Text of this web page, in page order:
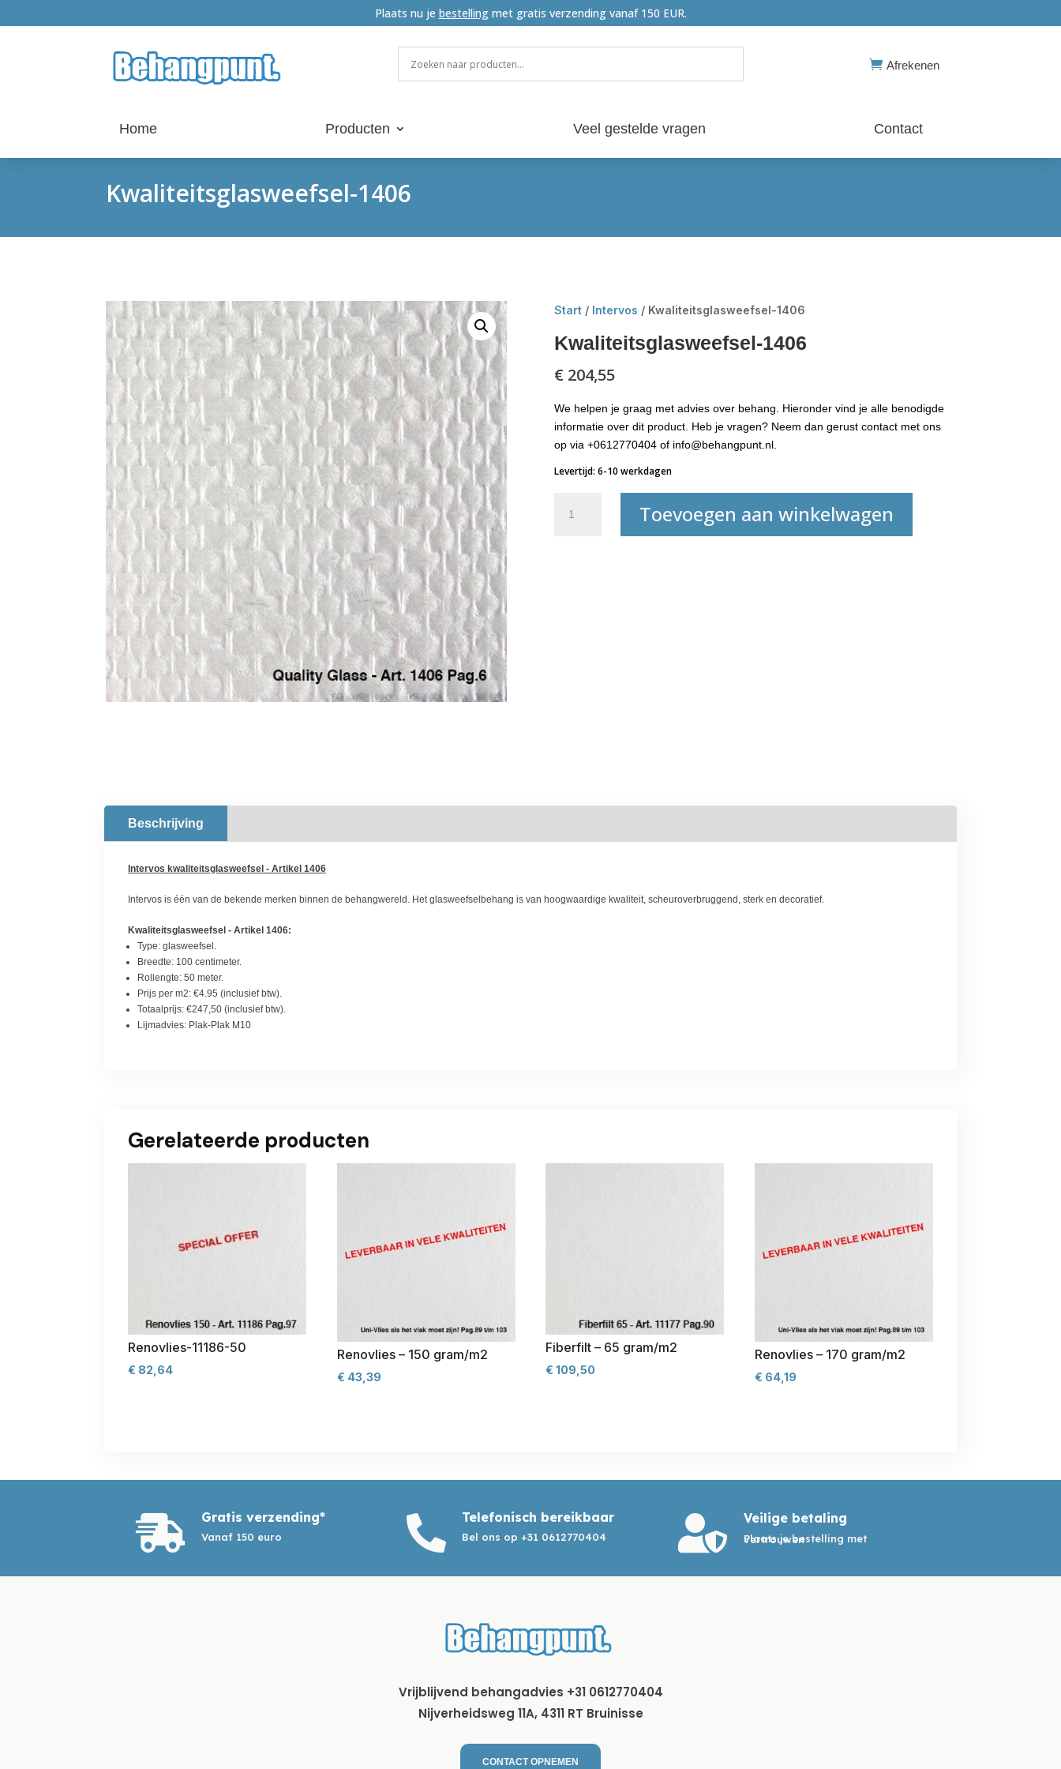
Plaats nu je bestelling met gratis verzending vanaf 150 EUR.
 Afrekenen
Home Producten Veel gestelde vragen Contact
Kwaliteitsglasweefsel-1406
Start/ Intervos / Kwaliteitsglasweefsel-1406
Kwaliteitsglasweefsel-1406
€204,55
We helpen je graag met advies over behang. Hieronder vind je alle benodigde
informatie over dit product. Heb je vragen? Neem dan gerust contact met ons
op via +0612770404 of info@behangpunt.nl.
Levertijd: 6-10 werkdagen
1406
Toevoegen aan winkelwagen
Beschrijving
Intervos kwaliteitsglasweefsel - Artikel 1406
Intervos is één van de bekende merken binnen de behangwereld. Het glasweefselbehang is van hoogwaardige kwaliteit, scheuroverbruggend, sterk en decoratief.
Kwaliteitsglasweefsel - Artikel 1406:
Type: glasweefsel.
Breedte: 100 centimeter.
Rollengte: 50 meter.
Prijs per m2: €4.95 (inclusief btw).
Totaalprijs: €247,50 (inclusief btw).
Lijmadvies: Plak-Plak M10
Gerelateerde producten
Renovlies-11186-50
€ 82,64
Renovlies – 150 gram/m2
€ 43,39
Fiberfilt – 65 gram/m2
€ 109,50
Renovlies – 170 gram/m2
€ 64,19
 Gratis verzending*
Vanaf 150 euro  Telefonisch bereikbaar
Bel ons op +31 0612770404  Veilige betaling
Plaats je bestelling met vertrouwen
Vrijblijvend behangadvies +31 0612770404
Nijverheidsweg 11A, 4311 RT Bruinisse
CONTACT OPNEMEN